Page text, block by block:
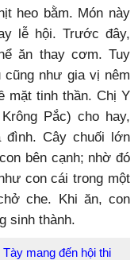
heo bằm. Món này
lễ hội. Trước đây,
ăn thay cơm. Tuy
cũng như gia vị nêm
mặt tinh thần. Chị Y
Pắc) cho hay,
đình. Cây chuối lớn
bên cạnh; nhờ đó
con cái trong một
che. Khi ăn, con
sinh thành.
mang đến hội thi